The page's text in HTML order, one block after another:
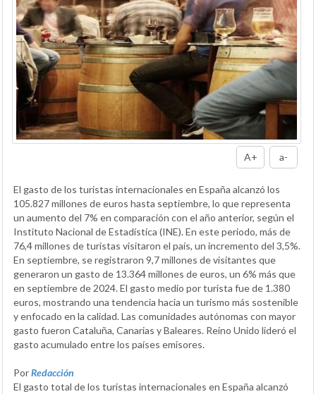
A+ a-
El gasto de los turistas internacionales en España alcanzó los
105.827 millones de euros hasta septiembre, lo que representa
un aumento del 7% en comparación con el año anterior, según el
Instituto Nacional de Estadística (INE). En este periodo, más de
76,4 millones de turistas visitaron el país, un incremento del 3,5%.
En septiembre, se registraron 9,7 millones de visitantes que
generaron un gasto de 13.364 millones de euros, un 6% más que
en septiembre de 2024. El gasto medio por turista fue de 1.380
euros, mostrando una tendencia hacia un turismo más sostenible
y enfocado en la calidad. Las comunidades autónomas con mayor
gasto fueron Cataluña, Canarias y Baleares. Reino Unido lideró el
gasto acumulado entre los países emisores.
PorRedacción
El gasto total de los turistas internacionales en España alcanzó